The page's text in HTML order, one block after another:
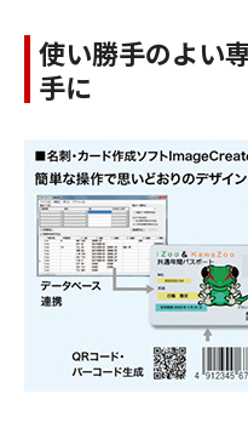
使い勝手のよい
手に